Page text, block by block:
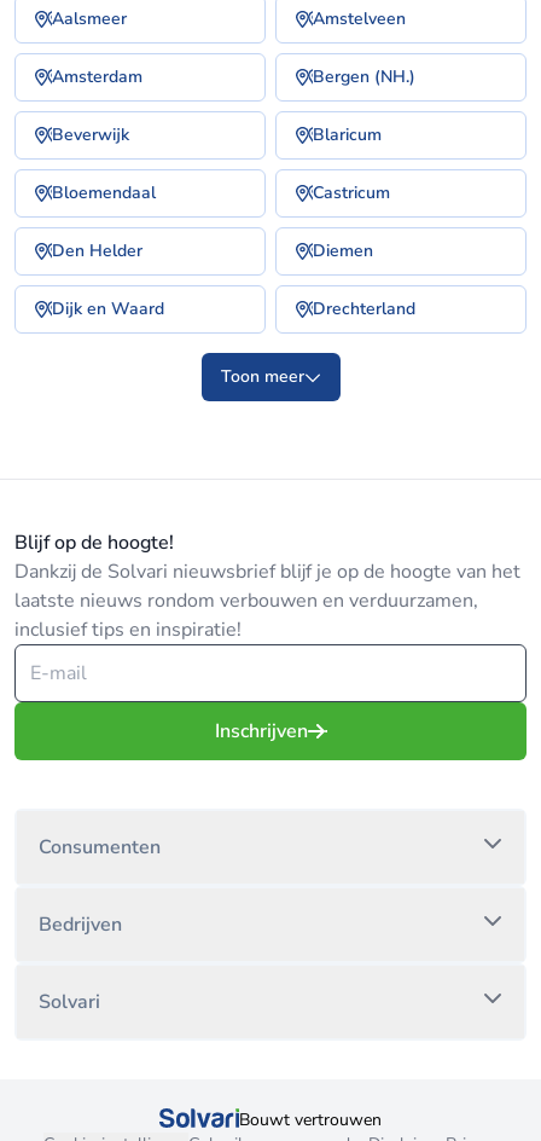
Aalsmeer Amstelveen
Amsterdam Bergen (NH.)
Beverwijk Blaricum
Bloemendaal Castricum
Den Helder Diemen
Dijk en Waard Drechterland
Toon meer
Blijf op de hoogte!
Dankzij de Solvari nieuwsbrief blijf je op de hoogte van het
laatste nieuws rondom verbouwen en verduurzamen,
inclusief tips en inspiratie!
Inschrijven
Consumenten
Bedrijven
Solvari
Bouwt vertrouwen